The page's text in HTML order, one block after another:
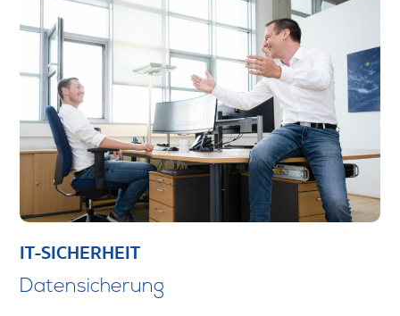
IT-SICHERHEIT
Datensicherung